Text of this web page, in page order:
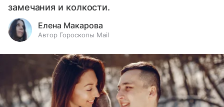
замечания и колкости.
Елена Макарова
Автор Гороскопы Mail